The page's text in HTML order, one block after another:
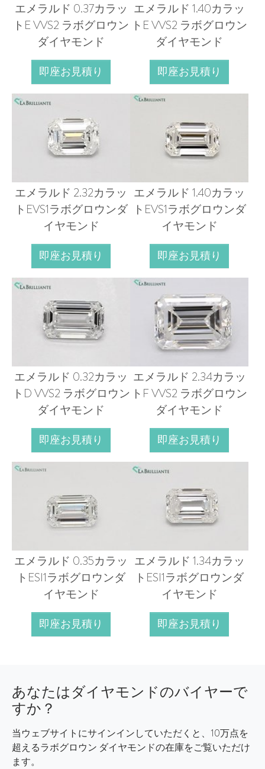
エメラルド 0.37カラッ
トE VVS2 ラボグロウン
ダイヤモンド
即座お見積り
エメラルド 1.40カラッ
トE VVS2 ラボグロウン
ダイヤモンド
即座お見積り
エメラルド 2.32カラッ
トEVS1ラボグロウンダ
イヤモンド
即座お見積り
エメラルド 1.40カラッ
トEVS1ラボグロウンダ
イヤモンド
即座お見積り
エメラルド 0.32カラッ
トD VVS2 ラボグロウン
ダイヤモンド
即座お見積り
エメラルド 2.34カラッ
トF VVS2 ラボグロウン
ダイヤモンド
即座お見積り
エメラルド 0.35カラッ
トESI1ラボグロウンダ
イヤモンド
即座お見積り
エメラルド 1.34カラッ
トESI1ラボグロウンダ
イヤモンド
即座お見積り
あなたはダイヤモンドのバイヤーで
すか？
当ウェブサイトにサインインしていただくと、10万点を
超えるラボグロウン ダイヤモンドの在庫をご覧いただけ
ます。